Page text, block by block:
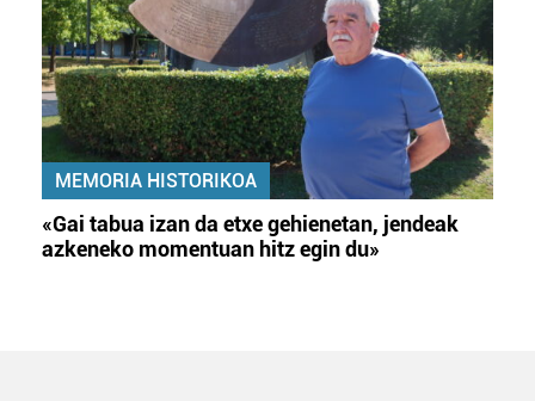
MEMORIA HISTORIKOA
«Gai tabua izan da etxe gehienetan, jendeak
azkeneko momentuan hitz egin du»